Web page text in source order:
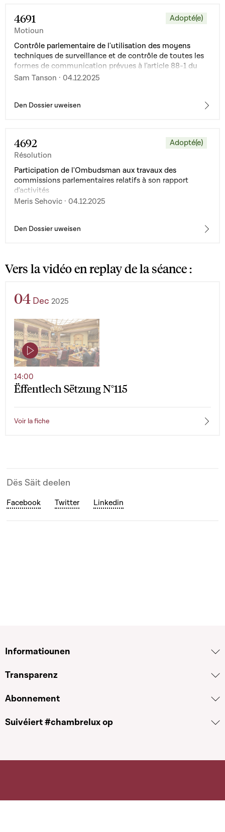
4691
Motioun
Adopté(e)
Contrôle parlementaire de l'utilisation des moyens
techniques de surveillance et de contrôle de toutes les
formes de communication prévues à l'article 88-1 du
Code de procédure pénale
Sam Tanson · 04.12.2025
Den Dossier uweisen
4692
Résolution
Adopté(e)
Participation de l'Ombudsman aux travaux des
commissions parlementaires relatifs à son rapport
d'activités
Meris Sehovic · 04.12.2025
Den Dossier uweisen
Vers la vidéo en replay de la séance :
04 Dec 2025
Ëffentlech Sëtzung N°115
14:00
Voir la fiche
Dës Säit deelen
Facebook Twitter Linkedin
Informatiounen
Transparenz
Abonnement
Suivéiert #chambrelux op